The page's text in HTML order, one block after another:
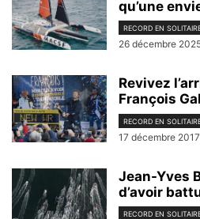
qu’une
RECORD EN
26 décembre
Revivez
François
RECORD EN
17 décembre 2017
Jean-Yves
d’avoir
RECORD EN